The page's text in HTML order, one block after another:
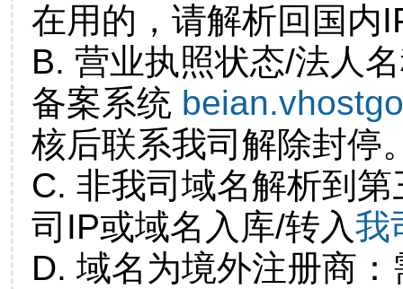
在用的，请解析回国内
B. 营业执照状态/法人
备案系统
核后联系我司解除封停
C. 非我司域名解析到
司IP或域名入库/转入我
D. 域名为境外注册商